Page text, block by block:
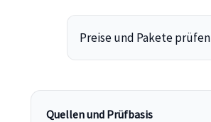
Preise und Pakete prüfen
Quellen und Prüfbasis